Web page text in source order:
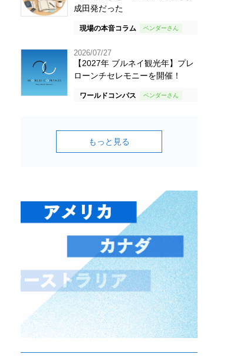
成田発だった
現場の本音コラム
2026/07/27
【2027年 ブルネイ観光年】プレ
ローンチセレモニーを開催！
ワールドコンパス
もっと見る